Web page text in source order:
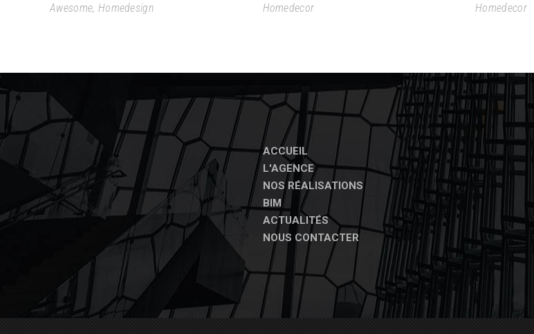
Awesome, Homedesign Homedecor Homedecor
ACCUEIL
L'AGENCE
NOS RÉALISATIONS
BIM
ACTUALITÉS
NOUS CONTACTER